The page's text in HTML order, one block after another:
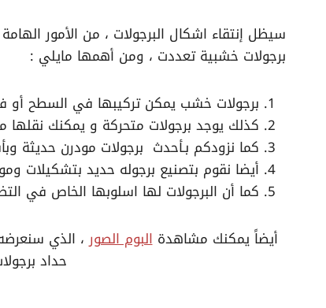
سيظل إنتقاء اشكال البرجولات ، من الأمور
برجولات خشبية تعددت ، ومن أهمها مايلي :
برجولات خشب يمكن تركيبها في السطح
كذلك يوجد برجولات متحركة و يمكنك
كما نزودكم بـأحدث برجولات مودرن حديثة
أيضا نقوم بتصنيع برجوله حديد بتشكيلات
كما أن البرجولات لها اسلوبها الخاص في
أيضاً يمكنك مشاهدةالبوم الصور، الذي
حداد